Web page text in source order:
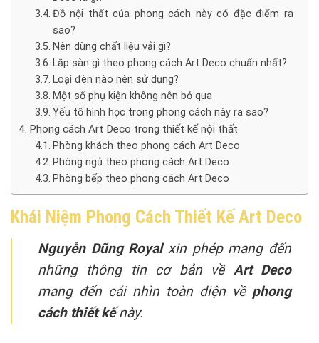
Đồ nội thất của phong cách này có đặc điểm ra
sao?
Nên dùng chất liệu vải gì?
Lắp sàn gì theo phong cách Art Deco chuẩn nhất?
Loại đèn nào nên sử dụng?
Một số phụ kiện không nên bỏ qua
Yếu tố hình học trong phong cách này ra sao?
Phong cách Art Deco trong thiết kế nội thất
Phòng khách theo phong cách Art Deco
Phòng ngủ theo phong cách Art Deco
Phòng bếp theo phong cách Art Deco
Khái Niệm Phong Cách Thiết Kế Art Deco
Nguyễn Dũng Royalxin phép mang đến
những thông tin cơ bản về Art Deco
mang đến cái nhìn toàn diện về phong
cách thiết kếnày.